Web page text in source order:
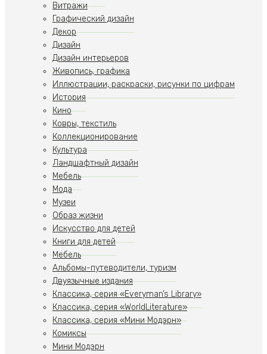
Витражи
Графический дизайн
Декор
Дизайн
Дизайн интерьеров
Живопись, графика
Иллюстрации, раскраски, рисунки по цифрам
История
Кино
Ковры, текстиль
Коллекционирование
Культура
Ландшафтный дизайн
Мебель
Мода
Музеи
Образ жизни
Искусство для детей
Книги для детей
Мебель
Альбомы-путеводители, туризм
Двуязычные издания
Классика, серия «Everyman’s Library»
Классика, серия «WorldLiterature»
Классика, серия «Мини Модэрн»
Комиксы
Мини Модэрн